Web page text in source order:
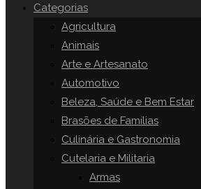
Categorias
Agricultura
Animais
Arte e Artesanato
Automotivo
Beleza, Saúde e Bem Estar
Brasões de Famílias
Culinária e Gastronomia
Cutelaria e Militaria
Armas